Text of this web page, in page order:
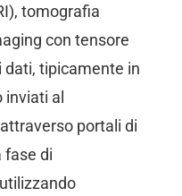
tomografia
con tensore
dati, tipicamente in
inviati al
portali di
fase di